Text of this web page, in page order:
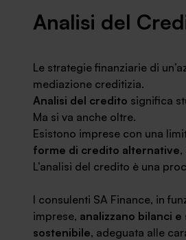
Centro studi
News ed eventi
Analisi del
Le strategie finanziarie di
mediazione creditizia.
Analisi del credito significa
Ma si va anche oltre.
Esistono imprese con una
forme di credito alternative,
L’analisi del credito è una
I consulenti SA Finance, in
imprese, analizzano bilanci
sostenibile, adeguata alle